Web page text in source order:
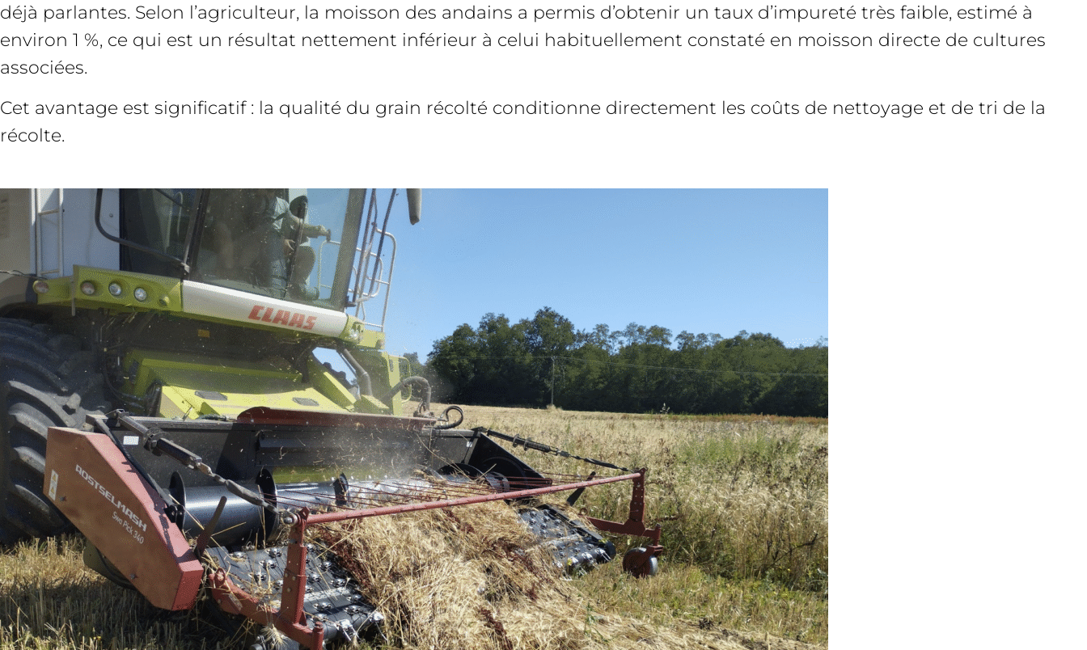
déjà parlantes. Selon l’agriculteur, la moisson des andains a permis d’obtenir un taux d’impureté très faible, estimé à
environ 1 %, ce qui est un résultat nettement inférieur à celui habituellement constaté en moisson directe de cultures
associées.
Cet avantage est significatif : la qualité du grain récolté conditionne directement les coûts de nettoyage et de tri de la
récolte.